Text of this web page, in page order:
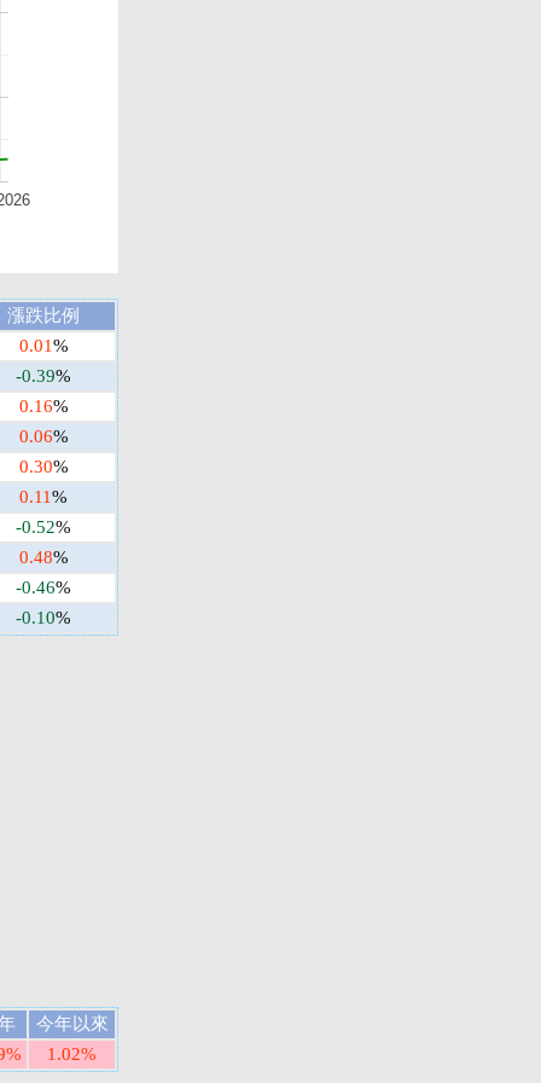
漲跌比例
0.01%
-0.39%
0.16%
0.06%
0.30%
0.11%
-0.52%
0.48%
-0.46%
-0.10%
今年以來
1.02%